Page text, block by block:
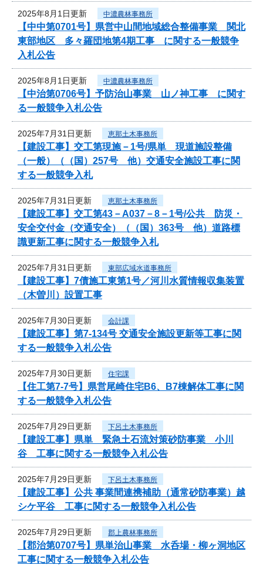
2025年8月1日更新 中濃農林事務所
【中中第0701号】県営中山間地域総合整備事業 関北
東部地区 多々羅団地第4期工事 に関する一般競争
入札公告
2025年8月1日更新 中濃農林事務所
【中治第0706号】予防治山事業 山ノ神工事 に関す
る一般競争入札公告
2025年7月31日更新 恵那土木事務所
【建設工事】交工第現施－1号/県単 現道施設整備
（一般）（（国）257号 他）交通安全施設工事に関
する一般競争入札
2025年7月31日更新 恵那土木事務所
【建設工事】交工第43－A037－8－1号/公共 防災・
安全交付金（交通安全）（（国）363号 他）道路標
識更新工事に関する一般競争入札
2025年7月31日更新 東部広域水道事務所
【建設工事】7債施工東第1号／河川水質情報収集装置
（木曽川）設置工事
2025年7月30日更新 会計課
【建設工事】第7-134号 交通安全施設更新等工事に関
する一般競争入札公告
2025年7月30日更新 住宅課
【住工第7-7号】県営尾崎住宅B6、B7棟解体工事に関
する一般競争入札公告
2025年7月29日更新 下呂土木事務所
【建設工事】県単 緊急土石流対策砂防事業 小川
谷 工事に関する一般競争入札公告
2025年7月29日更新 下呂土木事務所
【建設工事】公共 事業間連携補助（通常砂防事業）越
シケ平谷 工事に関する一般競争入札公告
2025年7月29日更新 郡上農林事務所
【郡治第0707号】県単治山事業 水呑場・柳ヶ洞地区
工事に関する一般競争入札公告